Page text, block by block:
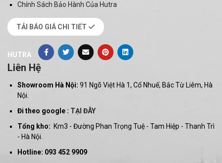
Chính Sách Bảo Hành Của Hutra
TẢI BÁO GIÁ CHI TIẾT
HUTRA
Liên Hệ
Showroom Hà Nội: 91 Ngõ Việt Hà 1, Cổ Nhuế, Bắc Từ Liêm, Hà
Nội.
Đi theo google : TẠI ĐÂY
Tổng kho: Km3 - Đường Phan Trọng Tuệ - Tam Hiệp - Thanh Trì
- Hà Nội.
Hotline: 093 452 9909